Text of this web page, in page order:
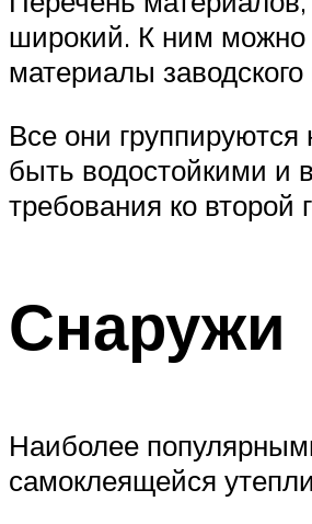
широкий. К ним можно
материалы
Все они
быть водостойкими и
требования ко второй
Снаружи
Наиболее
самоклеящейся